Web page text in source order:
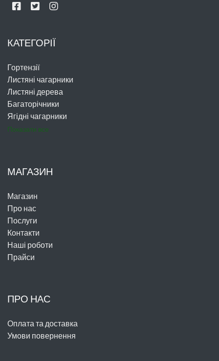
КАТЕГОРІЇ
Гортензії
Листяні чагарники
Листяні дерева
Багаторічники
Ягідні чагарники
Показати все
МАГАЗИН
Магазин
Про нас
Послуги
Контакти
Наші роботи
Прайси
ПРО НАС
Оплата та доставка
Умови повернення